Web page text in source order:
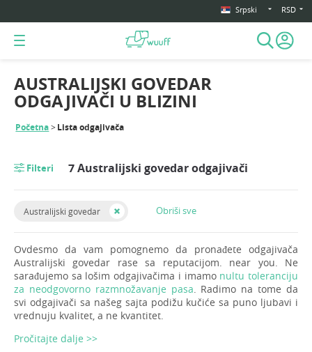
Srpski RSD
Početna Lista odgajivača
AUSTRALIJSKI GOVEDAR
ODGAJIVAČI U BLIZINI
Filteri 7 Australijski govedar odgajivači
Australijski govedar Obriši sve
Ovdesmo da vam pomognemo da pronađete odgajivača
Australijski govedar rase sa reputacijom. near you. Ne
sarađujemo sa lošim odgajivačima i imamo nultu toleranciju
za neodgovorno razmnožavanje pasa . Radimo na tome da
svi odgajivači sa našeg sajta podižu kučiće sa puno ljubavi i
vrednuju kvalitet, a ne kvantitet.
Pročitajte dalje >>